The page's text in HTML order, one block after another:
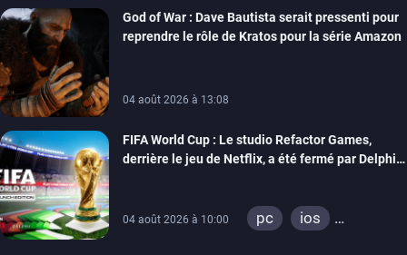
God of War : Dave Bautista serait pressenti pour
reprendre le rôle de Kratos pour la série Amazon
04 août 2026 à 13:08
FIFA World Cup : Le studio Refactor Games,
derrière le jeu de Netflix, a été fermé par Delphi
04 août 2026 à 10:00 pc
ios